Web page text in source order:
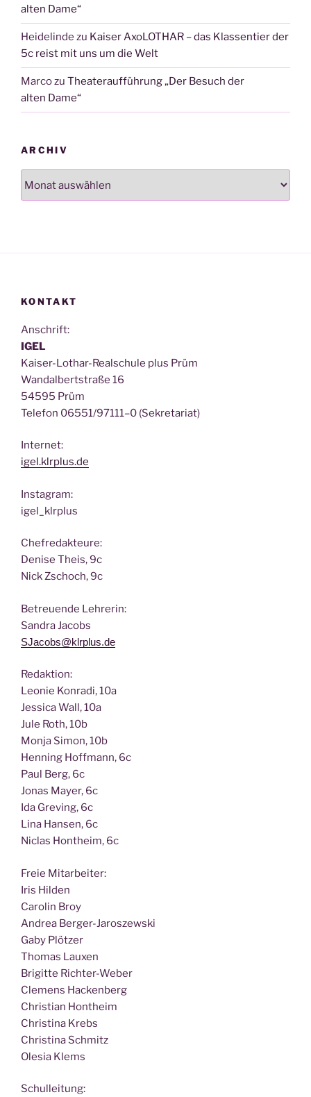
alten Dame“
Heidelinde zu Kaiser AxoLOTHAR – das Klassentier der
5c reist mit uns um die Welt
Marcozu Theateraufführung „Der Besuch der
alten Dame“
ARCHIV
KONTAKT
Anschrift:
IGEL
Kai­ser-Lothar-Real­schu­le plus Prüm
Wan­dal­bert­stra­ße 16
54595 Prüm
Tele­fon 06551/97111–0 (Sekre­ta­ri­at)
Inter­net:
igel.klrplus.de
Insta­gram:
igel_klrplus
Chef­re­dak­teu­re:
Deni­se Theis, 9c
Nick Zscho­ch, 9c
Betreu­en­de Lehrerin:
San­dra Jacobs
SJacobs@klrplus.de
Redak­ti­on:
Leo­nie Kon­ra­di, 10a
Jes­si­ca Wall, 10a
Jule Roth, 10b
Mon­ja Simon, 10b
Hen­ning Hoff­mann, 6c
Paul Berg, 6c
Jonas May­er, 6c
Ida Gre­ving, 6c
Lina Han­sen, 6c
Nic­las Hont­heim, 6c
Freie Mit­ar­bei­ter:
Iris Hilden
Caro­lin Broy
Andrea Berger-Jaroszewski
Gaby Plötzer
Tho­mas Lauxen
Bri­git­te Richter-Weber
Cle­mens Hackenberg
Chris­ti­an Hontheim
Chris­ti­na Krebs
Chris­ti­na Schmitz
Ole­sia Klems
Schul­lei­tung: